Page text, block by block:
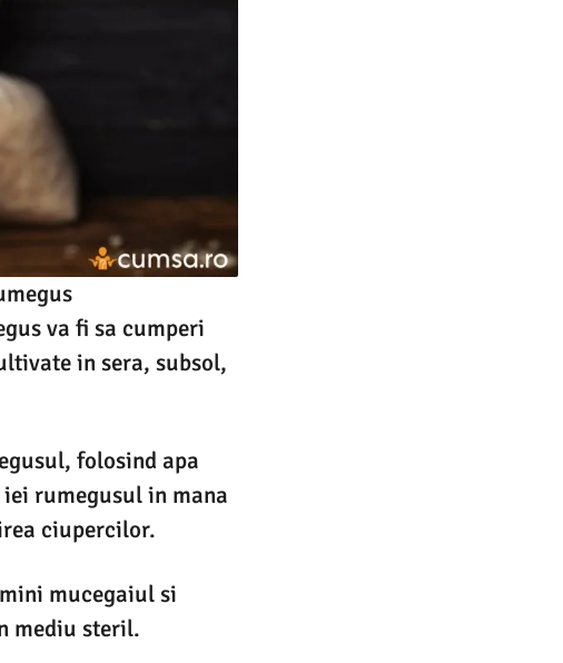
va fi sa cumperi
in sera, subsol,
folosind apa
rumegusul in mana
ciupercilor.
mucegaiul si
mediu steril.